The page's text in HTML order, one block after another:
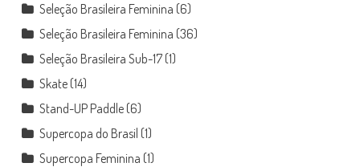
Seleção Brasileira Feminina (6)
Seleção Brasileira Feminina (36)
Seleção Brasileira Sub-17(1)
Skate(14)
Stand-UP Paddle(6)
Supercopa do Brasil (1)
Supercopa Feminina (1)